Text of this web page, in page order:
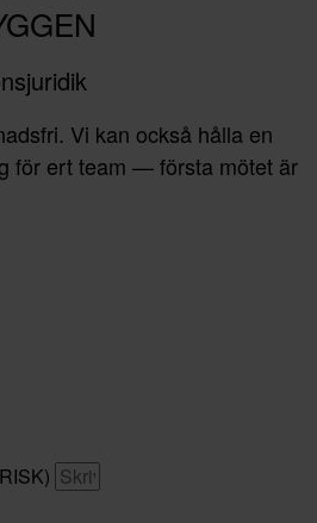
Vi kan också hålla en
för ert team — första mötet är